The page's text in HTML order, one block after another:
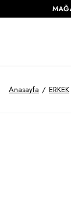
Anasayfa ERKEK